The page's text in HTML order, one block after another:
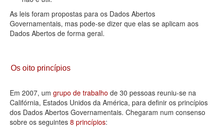
As leis foram propostas para os Dados Abertos
Governamentais, mas pode-se dizer que elas se aplicam aos
Dados Abertos de forma geral.
Os oito princípios
Em 2007, um grupo de trabalho de 30 pessoas reuniu-se na
Califórnia, Estados Unidos da América, para definir os princípios
dos Dados Abertos Governamentais. Chegaram num consenso
sobre os seguintes 8 princípios: